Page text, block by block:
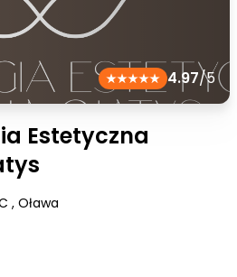
4.97/5
Estetyczna
, Oława